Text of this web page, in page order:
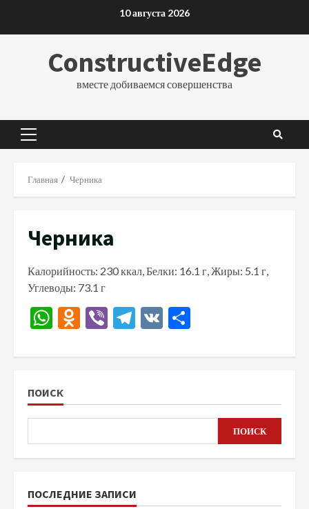
10 августа 2026
ConstructiveEdge
вместе добиваемся совершенства
Основное
Главная Черника
Черника
Калорийность: 230 ккал, Белки: 16.1 г, Жиры: 5.1 г,
Углеводы: 73.1 г
WhatsApp
Odnoklassniki
ViberTelegram
VK
ПОИСК
ПОИСК
ПОСЛЕДНИЕ ЗАПИСИ